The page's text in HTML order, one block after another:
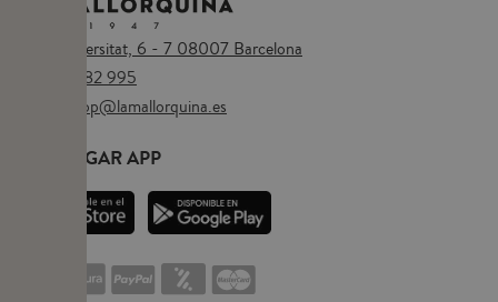
Plaça Universitat, 6 - 7 08007 Barcelona
673 482 995
eshop@lamallorquina.es
DESCARGAR APP